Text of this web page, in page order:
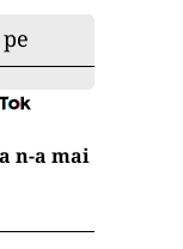
n-a mai